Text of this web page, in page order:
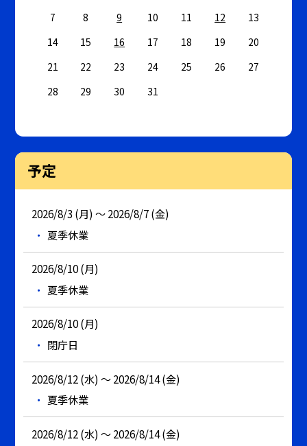
7
8 9 10 11 12
13
14
15 16 17 18 19
20
21
22 23 24 25 26
27
28
29 30 31
予定
2026/8/3 (月) ～ 2026/8/7 (金)
夏季休業
2026/8/10 (月)
夏季休業
2026/8/10 (月)
閉庁日
2026/8/12 (水) ～ 2026/8/14 (金)
夏季休業
2026/8/12 (水) ～ 2026/8/14 (金)